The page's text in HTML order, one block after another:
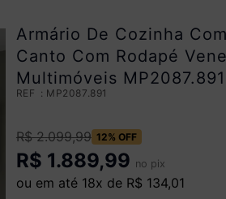
Armário De Cozinha
Canto Com Rodapé
Multimóveis
: MP2087.891
R$ 2.099,99 12% OFF
R$ 1.889,99 no pix
ou em até 18x de R$ 134,01